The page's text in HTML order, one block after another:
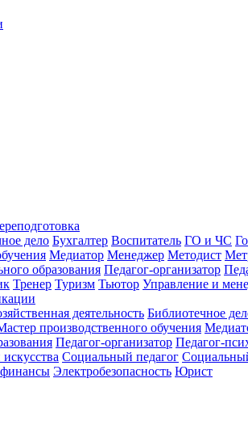
дело Бухгалтер Воспитатель ГО и ЧС
Медиатор Менеджер Методист
образования Педагог-организатор
Тренер Туризм Тьютор Управление и
деятельность Библиотечное
производственного обучения
Педагог-организатор Педагог-
Социальный педагог
Электробезопасность Юрист